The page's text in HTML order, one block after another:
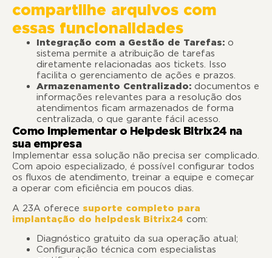
compartilhe arquivos com
essas funcionalidades
Integração com a Gestão de Tarefas: o
sistema permite a atribuição de tarefas
diretamente relacionadas aos tickets. Isso
facilita o gerenciamento de ações e prazos.
Armazenamento Centralizado: documentos e
informações relevantes para a resolução dos
atendimentos ficam armazenados de forma
centralizada, o que garante fácil acesso.
Como implementar o Helpdesk Bitrix24 na
sua empresa
Implementar essa solução não precisa ser complicado.
Com apoio especializado, é possível configurar todos
os fluxos de atendimento, treinar a equipe e começar
a operar com eficiência em poucos dias.
A 23A oferece suporte completo para
implantação do helpdesk Bitrix24 com:
Diagnóstico gratuito da sua operação atual;
Configuração técnica com especialistas